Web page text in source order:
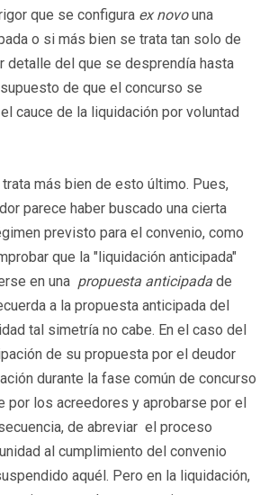
que se configura ex novouna
o si más bien se trata tan solo de
detalle del que se desprendía hasta
de que el concurso se
cauce de la liquidación por voluntad
trata más bien de esto último. Pues,
parece haber buscado una cierta
previsto para el convenio, como
que la "liquidación anticipada"
en una propuesta anticipada de
a la propuesta anticipada del
tal simetría no cabe. En el caso del
de su propuesta por el deudor
durante la fase común de concurso
por los acreedores y aprobarse por el
de abreviar el proceso
al cumplimiento del convenio
aquél. Pero en la liquidación,